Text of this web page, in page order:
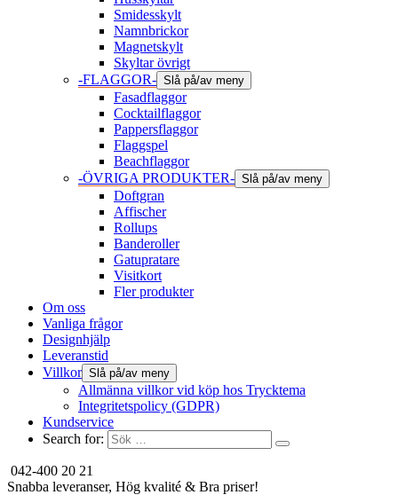
Smidesskylt
Namnbrickor
Magnetskylt
Skyltar övrigt
-FLAGGOR- Slå på/av meny
Fasadflaggor
Cocktailflaggor
Pappersflaggor
Flaggspel
Beachflaggor
-ÖVRIGA PRODUKTER- Slå på/av meny
Doftgran
Affischer
Rollups
Banderoller
Gatupratare
Visitkort
Fler produkter
Om oss
Vanliga frågor
Designhjälp
Leveranstid
Villkor Slå på/av meny
Allmänna villkor vid köp hos Trycktema
Integritetspolicy (GDPR)
Kundservice
Search for:
042-400 20 21
Snabba leveranser, Hög kvalité & Bra priser!